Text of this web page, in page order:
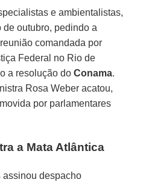
e ambientalistas,
de outubro, pedindo a
comandada por
Federal no Rio de
a resolução doConama.
Rosa Weber acatou,
por parlamentares
a Mata Atlântica
assinou despacho